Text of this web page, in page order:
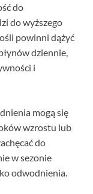
do
do wyższego
powinni dążyć
dziennie,
i
mogą się
wzrostu lub
do
w sezonie
odwodnienia.